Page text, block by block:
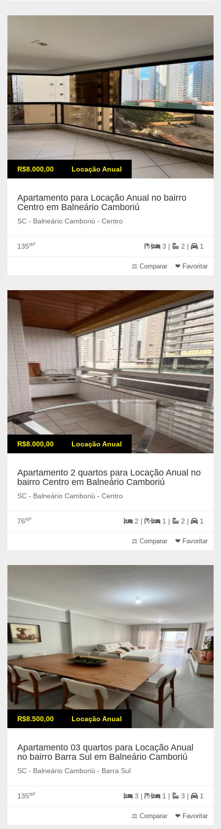
R$8.000,00 Locação Anual
Apartamento para Locação Anual no bairro
Centro em Balneário Camboriú
SC - Balneário Camboriú - Centro
135m² 3 | 2 | 1
⚖ Comparar ❤ Favoritar
R$8.000,00 Locação Anual
Apartamento 2 quartos para Locação Anual no
bairro Centro em Balneário Camboriú
SC - Balneário Camboriú - Centro
76m² 2 | 1 | 2 | 1
⚖ Comparar ❤ Favoritar
R$8.500,00 Locação Anual
Apartamento 03 quartos para Locação Anual
no bairro Barra Sul em Balneário Camboriú
SC - Balneário Camboriú - Barra Sul
135m² 3 | 1 | 3 | 1
⚖ Comparar ❤ Favoritar